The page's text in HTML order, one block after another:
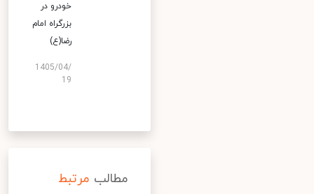
خودرو در
بزرگراه امام
رضا(ع)
1405/04/
19
مطالب مرتبط